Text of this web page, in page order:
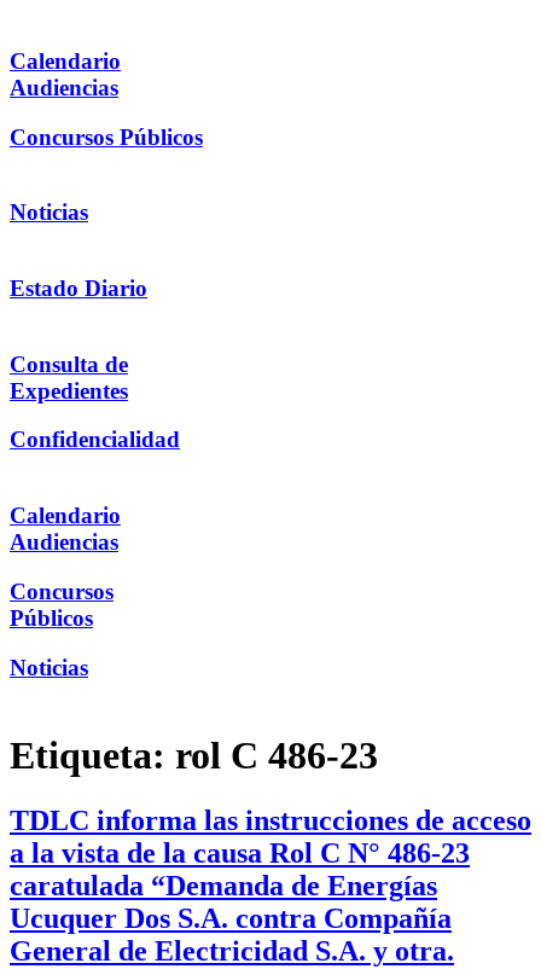
Calendario
Audiencias
Concursos Públicos
Noticias
Estado Diario
Consulta de
Expedientes
Confidencialidad
Calendario
Audiencias
Concursos
Públicos
Noticias
Etiqueta: rol C 486-23
TDLC informa las instrucciones de acceso
a la vista de la causa Rol C N° 486-23
caratulada “Demanda de Energías
Ucuquer Dos S.A. contra Compañía
General de Electricidad S.A. y otra.